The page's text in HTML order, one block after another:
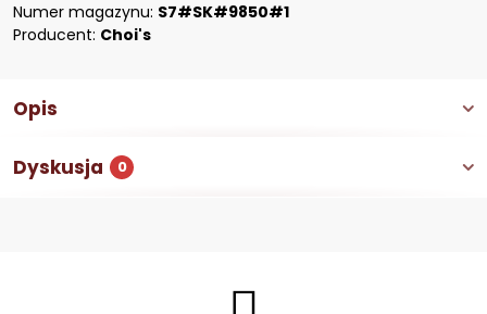
Numer magazynu: S7#SK#9850#1
Producent: Choi's
Opis
Dyskusja 0